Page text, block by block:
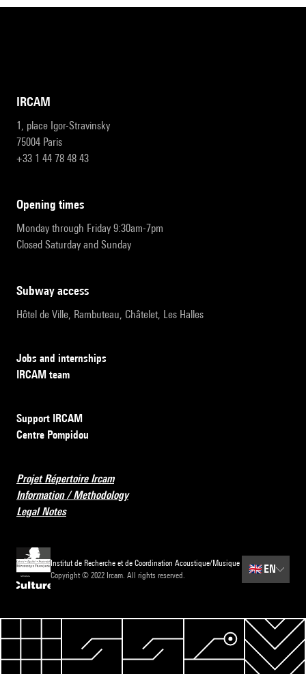
IRCAM
1, place Igor-Stravinsky
75004 Paris
+33 1 44 78 48 43
opening times
Monday through Friday 9:30am-7pm
Closed Saturday and Sunday
subway access
Hôtel de Ville, Rambuteau, Châtelet, Les Halles
Jobs and internships
IRCAM team
Support IRCAM
Centre Pompidou
Projet Répertoire Ircam
Information / Methodology
Legal Notes
Institut de Recherche et de Coordination Acoustique/Musique
Copyright © 2022 Ircam. All rights reserved.
🇬🇧 EN